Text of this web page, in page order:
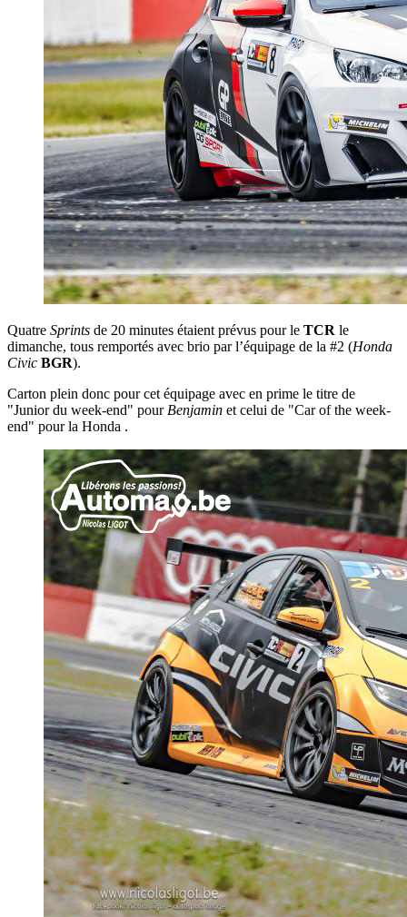
Quatre Sprints de 20 minutes étaient prévus pour le TCR le
dimanche, tous remportés avec brio par l’équipage de la #2 (Honda
Civic BGR).
Carton plein donc pour cet équipage avec en prime le titre de
"Junior du week-end" pourBenjamin et celui de "Car of the week-
end" pour la Honda .